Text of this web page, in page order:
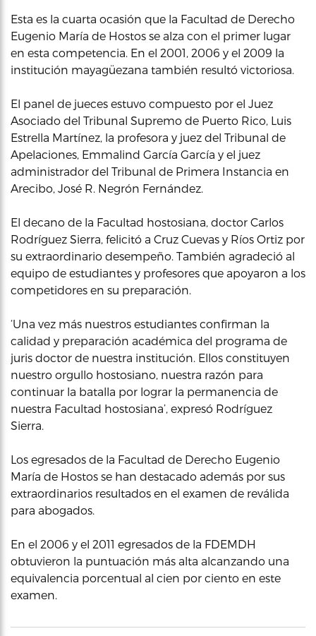
Esta es la cuarta ocasión que la Facultad de Derecho
Eugenio María de Hostos se alza con el primer lugar
en esta competencia. En el 2001, 2006 y el 2009 la
institución mayagüezana también resultó victoriosa.
El panel de jueces estuvo compuesto por el Juez
Asociado del Tribunal Supremo de Puerto Rico, Luis
Estrella Martínez, la profesora y juez del Tribunal de
Apelaciones, Emmalind García García y el juez
administrador del Tribunal de Primera Instancia en
Arecibo, José R. Negrón Fernández.
El decano de la Facultad hostosiana, doctor Carlos
Rodríguez Sierra, felicitó a Cruz Cuevas y Ríos Ortiz por
su extraordinario desempeño. También agradeció al
equipo de estudiantes y profesores que apoyaron a los
competidores en su preparación.
‘Una vez más nuestros estudiantes confirman la
calidad y preparación académica del programa de
juris doctor de nuestra institución. Ellos constituyen
nuestro orgullo hostosiano, nuestra razón para
continuar la batalla por lograr la permanencia de
nuestra Facultad hostosiana’, expresó Rodríguez
Sierra.
Los egresados de la Facultad de Derecho Eugenio
María de Hostos se han destacado además por sus
extraordinarios resultados en el examen de reválida
para abogados.
En el 2006 y el 2011 egresados de la FDEMDH
obtuvieron la puntuación más alta alcanzando una
equivalencia porcentual al cien por ciento en este
examen.